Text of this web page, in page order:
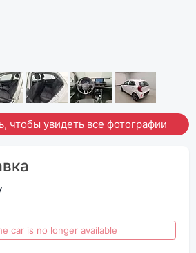
чтобы увидеть все фотографии
car is no longer available